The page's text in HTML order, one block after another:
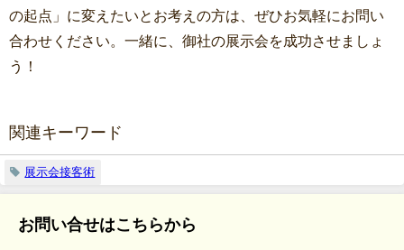
の起点」に変えたいとお考えの方は、ぜひお気軽にお問い
合わせください。一緒に、御社の展示会を成功させましょ
う！
関連キーワード
展示会接客術
お問い合せはこちらから